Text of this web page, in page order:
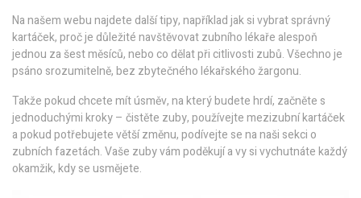
Na našem webu najdete další tipy, například jak si vybrat správný
kartáček, proč je důležité navštěvovat zubního lékaře alespoň
jednou za šest měsíců, nebo co dělat při citlivosti zubů. Všechno je
psáno srozumitelně, bez zbytečného lékařského žargonu.
Takže pokud chcete mít úsměv, na který budete hrdí, začněte s
jednoduchými kroky – čistěte zuby, používejte mezizubní kartáček
a pokud potřebujete větší změnu, podívejte se na naši sekci o
zubních fazetách. Vaše zuby vám poděkují a vy si vychutnáte každý
okamžik, kdy se usmějete.